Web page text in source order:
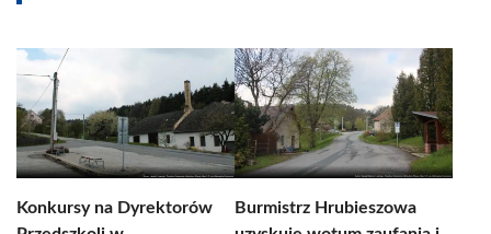
Konkursy na Dyrektorów
Burmistrz Hrubieszowa